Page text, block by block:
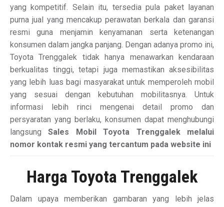
yang kompetitif. Selain itu, tersedia pula paket layanan
purna jual yang mencakup perawatan berkala dan garansi
resmi guna menjamin kenyamanan serta ketenangan
konsumen dalam jangka panjang. Dengan adanya promo ini,
Toyota Trenggalek tidak hanya menawarkan kendaraan
berkualitas tinggi, tetapi juga memastikan aksesibilitas
yang lebih luas bagi masyarakat untuk memperoleh mobil
yang sesuai dengan kebutuhan mobilitasnya. Untuk
informasi lebih rinci mengenai detail promo dan
persyaratan yang berlaku, konsumen dapat menghubungi
langsungSales Mobil Toyota Trenggalek melalui
nomor kontak resmi yang tercantum pada website ini
Harga Toyota Trenggalek
Dalam upaya memberikan gambaran yang lebih jelas